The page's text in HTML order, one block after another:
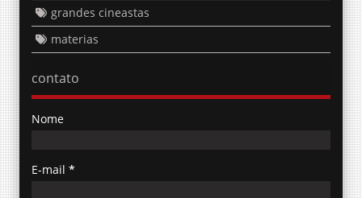
grandes cineastas
materias
contato
Nome
E-mail *